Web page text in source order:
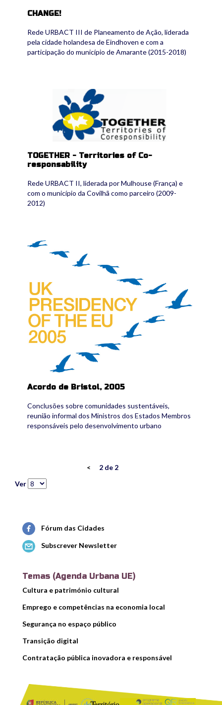
CHANGE!
Rede URBACT III de Planeamento de Ação, liderada
pela cidade holandesa de Eindhoven e com a
participação do município de Amarante (2015-2018)
together.gif
TOGETHER - Territories of Co-
responsability
Rede URBACT II, liderada por Mulhouse (França) e
com o município da Covilhã como parceiro (2009-
2012)
ukeu2005_logo.jpg
Acordo de Bristol, 2005
Conclusões sobre comunidades sustentáveis,
reunião informal dos Ministros dos Estados Membros
responsáveis pelo desenvolvimento urbano
<
2 de 2
Ver
Fórum das Cidades
Subscrever Newsletter
Temas (Agenda Urbana UE)
Cultura e património cultural
Emprego e competências na economia local
Segurança no espaço público
Transição digital
Contratação pública inovadora e responsável